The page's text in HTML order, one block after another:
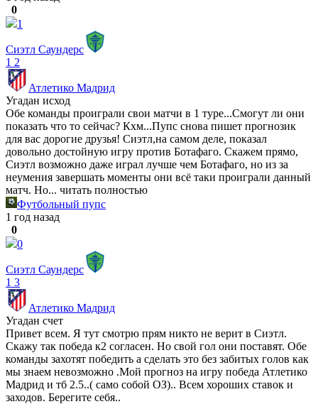
0
1
Сиэтл Саундерс
1 2
Атлетико Мадрид
Угадан исход
Обе команды проиграли свои матчи в 1 туре...Смогут ли они
показать что то сейчас? Кхм...Пупс снова пишет прогнозик
для вас дорогие друзья! Сиэтл,на самом деле, показал
довольно достойную игру против Ботафаго. Скажем прямо,
Сиэтл возможно даже играл лучше чем Ботафаго, но из за
неумения завершать моменты они всё таки проиграли данный
матч. Но... читать полностью
Футбольный пупс
1 год назад
0
0
Сиэтл Саундерс
1 3
Атлетико Мадрид
Угадан счет
Привет всем. Я тут смотрю прям никто не верит в Сиэтл.
Скажу так победа к2 согласен. Но свой гол они поставят. Обе
команды захотят победить а сделать это без забитых голов как
мы знаем невозможно .Мой прогноз на игру победа Атлетико
Мадрид и тб 2.5..( само собой ОЗ).. Всем хороших ставок и
заходов. Берегите себя..